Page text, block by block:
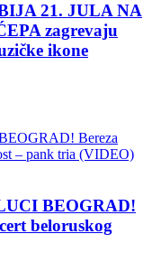
21. JULA NA
zagrevaju
ikone
BEOGRAD!
beloruskog